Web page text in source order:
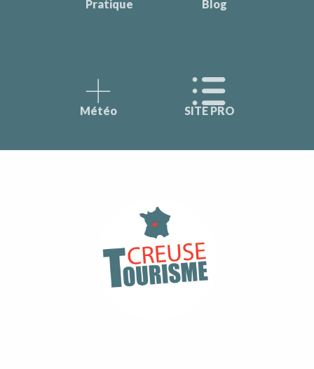
Pratique Blog
Météo SITE PRO